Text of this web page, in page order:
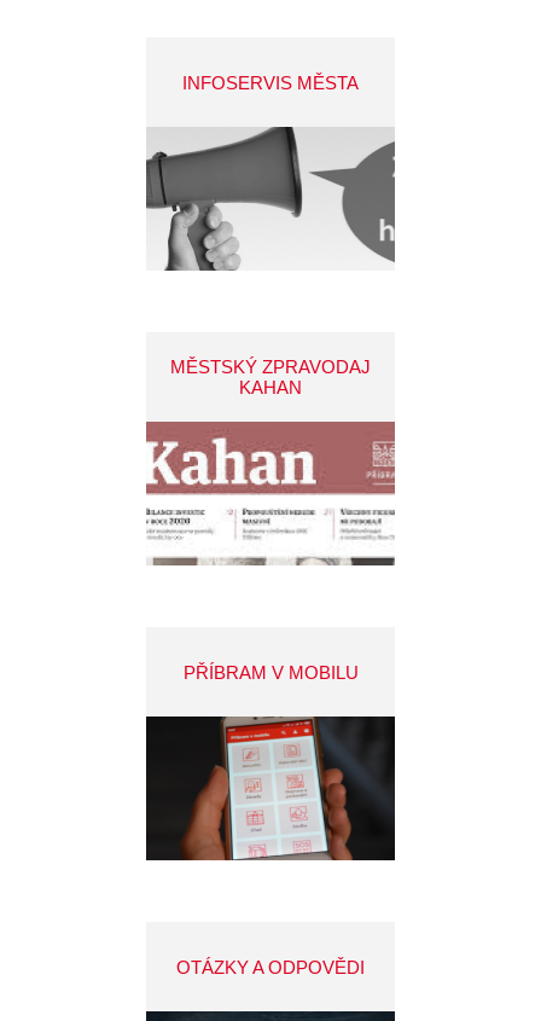
INFOSERVIS MĚSTA
MĚSTSKÝ ZPRAVODAJ
KAHAN
PŘÍBRAM V MOBILU
OTÁZKY A ODPOVĚDI